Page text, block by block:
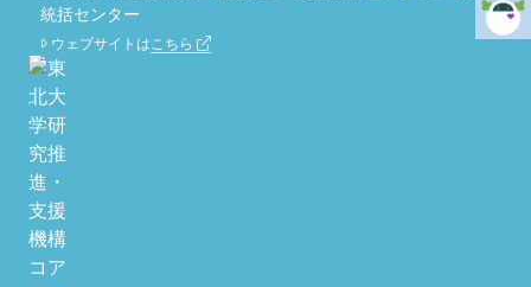
統括センター
ウェブサイトはこちら